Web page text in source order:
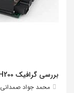
بررسی گرافیک H200
محمد جواد صمدانی